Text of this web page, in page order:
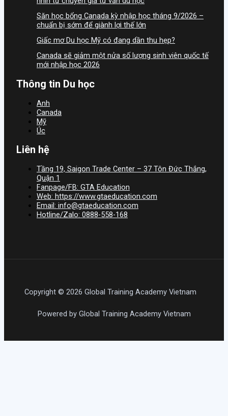
Săn học bổng Canada kỳ nhập học tháng 9/2026 –
chuẩn bị sớm để giành lợi thế lớn
Giấc mơ Du học Mỹ có đang dần thu hẹp?
Canada sẽ giảm một nửa số lượng sinh viên quốc tế
mới nhập học 2026
Thông tin Du học
Anh
Canada
Mỹ
Úc
Liên hệ
Tầng 19, Saigon Trade Center – 37 Tôn Đức Thắng,
Quận 1
Fanpage/FB: GTA Education
Web: https://www.gtaeducation.com
Email: info@gtaeducation.com
Hotline/Zalo: 0888-558-168
Copyright © 2026 Global Training Academy Vietnam
Powered by Global Training Academy Vietnam